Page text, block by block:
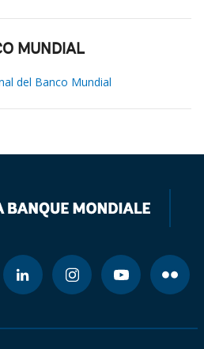
MUNDIAL
del Banco Mundial